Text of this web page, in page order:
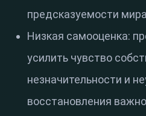
предсказуемости
Низкая самооценка:
усилить чувство
незначительности и
восстановления